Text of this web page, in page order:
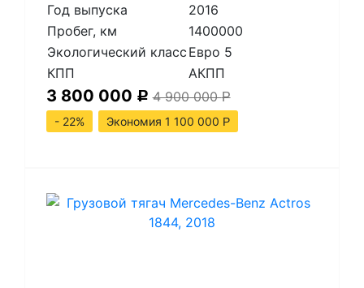
Год выпуска
2016
Пробег, км
1400000
Экологический класс Евро 5
КПП
АКПП
3 800 000 Р 4 900 000Р
- 22%
Экономия 1 100 000 Р